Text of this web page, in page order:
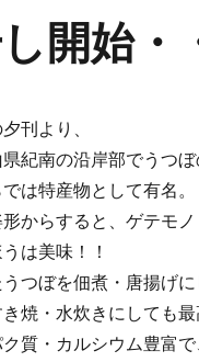
開始・
刊より、
紀南の沿岸部でうつ
は特産物として有名。
からすると、ゲテモノ
は美味！！
つぼを佃煮・唐揚げに
焼・水炊きにしても最
ク質・カルシウム豊富